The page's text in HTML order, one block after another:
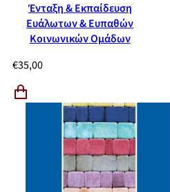
Ένταξη & Εκπαίδευση
Ευάλωτων & Ευπαθών
Κοινωνικών Ομάδων
€35,00